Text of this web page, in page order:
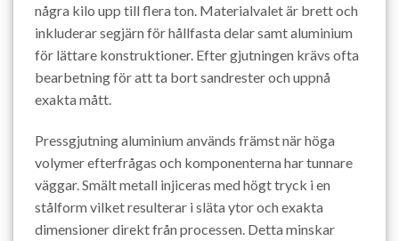
några kilo upp till flera ton. Materialvalet är brett och
inkluderar segjärn för hållfasta delar samt aluminium
för lättare konstruktioner. Efter gjutningen krävs ofta
bearbetning för att ta bort sandrester och uppnå
exakta mått.
Pressgjutning aluminium används främst när höga
volymer efterfrågas och komponenterna har tunnare
väggar. Smält metall injiceras med högt tryck i en
stålform vilket resulterar i släta ytor och exakta
dimensioner direkt från processen. Detta minskar